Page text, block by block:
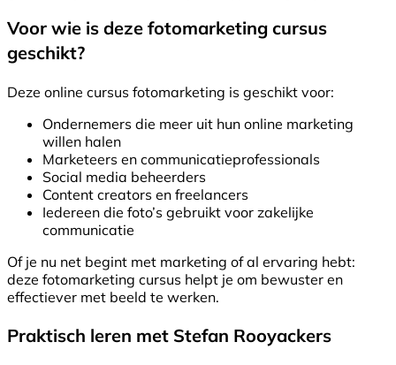
Voor wie is deze fotomarketing cursus
geschikt?
Deze online cursus fotomarketing is geschikt voor:
Ondernemers die meer uit hun online marketing
willen halen
Marketeers en communicatieprofessionals
Social media beheerders
Content creators en freelancers
Iedereen die foto’s gebruikt voor zakelijke
communicatie
Of je nu net begint met marketing of al ervaring hebt:
deze fotomarketing cursus helpt je om bewuster en
effectiever met beeld te werken.
Praktisch leren met Stefan Rooyackers